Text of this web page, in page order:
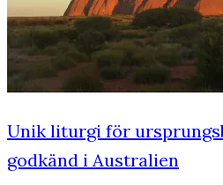
Unik liturgi för
godkänd i Australien